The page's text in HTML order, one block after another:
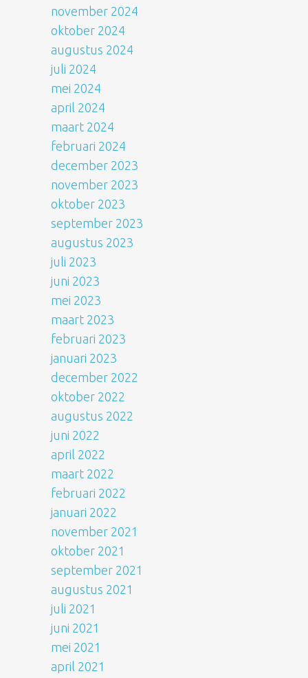
november 2024
oktober 2024
augustus 2024
juli 2024
mei 2024
april 2024
maart 2024
februari 2024
december 2023
november 2023
oktober 2023
september 2023
augustus 2023
juli 2023
juni 2023
mei 2023
maart 2023
februari 2023
januari 2023
december 2022
oktober 2022
augustus 2022
juni 2022
april 2022
maart 2022
februari 2022
januari 2022
november 2021
oktober 2021
september 2021
augustus 2021
juli 2021
juni 2021
mei 2021
april 2021